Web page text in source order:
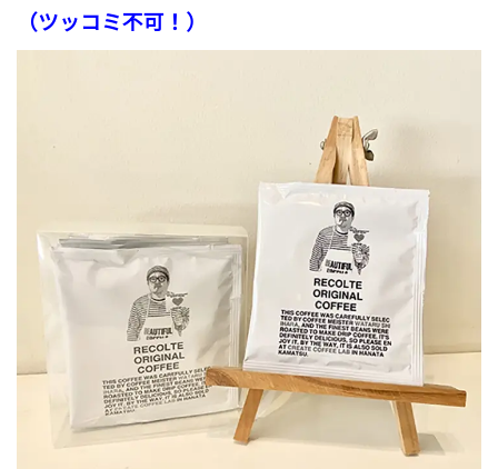
（ツッコミ不可！）